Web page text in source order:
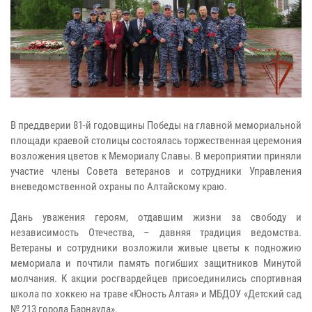
В преддверии 81-й годовщины Победы на главной мемориальной
площади краевой столицы состоялась торжественная церемония
возложения цветов к Мемориалу Славы. В мероприятии приняли
участие члены Совета ветеранов и сотрудники Управления
вневедомственной охраны по Алтайскому краю.
Дань уважения героям, отдавшим жизни за свободу и
независимость Отечества, – давняя традиция ведомства.
Ветераны и сотрудники возложили живые цветы к подножию
мемориала и почтили память погибших защитников Минутой
молчания. К акции росгвардейцев присоединились спортивная
школа по хоккею на траве «Юность Алтая» и МБДОУ «Детский сад
№ 213 города Барнаула».